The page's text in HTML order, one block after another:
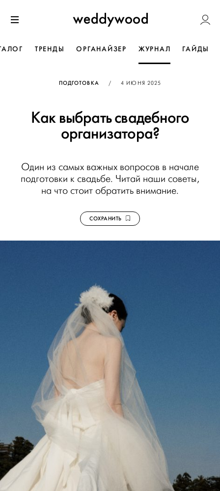
к содержанию
Weddywood
ТРЕНДЫ ОРГАНАЙЗЕР ЖУРНАЛ ГАЙДЫ
ПОДГОТОВКА / ОПУБЛИКОВАНО
4 ИЮНЯ 2025
Как выбрать свадебного
организатора?
Один из самых важных вопросов в начале
подготовки к свадьбе. Читай наши советы,
на что стоит обратить внимание.
СОХРАНИТЬ